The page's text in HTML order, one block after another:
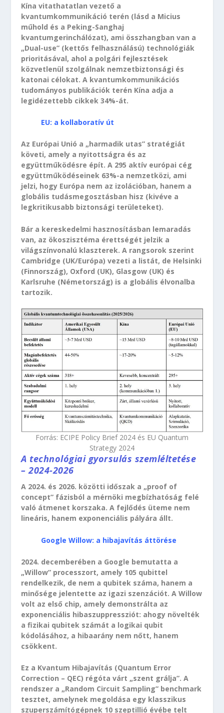
Kína vitathatatlan vezető a
kvantumkommunikáció terén (lásd a Micius
műhold és a Peking-Sanghaj
kvantumgerinchálózat), ami összhangban van a
„Dual-use” (kettős felhasználású) technológiák
prioritásával, ahol a polgári fejlesztések
közvetlenül szolgálnak nemzetbiztonsági és
katonai célokat. A kvantumkommunikációs
tudományos publikációk terén Kína adja a
legidézettebb cikkek 34%-át.
EU: a kollaboratív út
Az Európai Unió a „harmadik utas” stratégiát
követi, amely a nyitottságra és az
együttműködésre épít. A 295 aktív európai cég
együttműködéseinek 63%-a nemzetközi, ami
jelzi, hogy Európa nem az izolációban, hanem a
globális tudásmegosztásban hisz (kivéve a
legkritikusabb biztonsági területeket).
Bár a kereskedelmi hasznosításban lemaradás
van, az ökoszisztéma érettségét jelzik a
világszínvonalú klaszterek. A rangsorok szerint
Cambridge (UK/Európa) vezeti a listát, de Helsinki
(Finnország), Oxford (UK), Glasgow (UK) és
Karlsruhe (Németország) is a globális élvonalba
tartozik.
Forrás: ECIPE Policy Brief 2024 és EU Quantum
Strategy 2024
A technológiai gyorsulás szemléltetése
– 2024-2026
A 2024. és 2026. közötti időszak a „proof of
concept” fázisból a mérnöki megbízhatóság felé
való átmenet korszaka. A fejlődés üteme nem
lineáris, hanem exponenciális pályára állt.
Google Willow: a hibajavítás áttörése
2024. decemberében a Google bemutatta a
„Willow” processzort, amely 105 qubittel
rendelkezik, de nem a qubitek száma, hanem a
minősége jelentette az igazi szenzációt. A Willow
volt az első chip, amely demonstrálta az
exponenciális hibaszuppressziót: ahogy növelték
a fizikai qubitek számát a logikai qubit
kódolásához, a hibaarány nem nőtt, hanem
csökkent.
Ez a Kvantum Hibajavítás (Quantum Error
Correction – QEC) régóta várt „szent grálja”. A
rendszer a „Random Circuit Sampling” benchmark
tesztet, amelynek megoldása egy klasszikus
szuperszámítógépnek 10 szeptillió évébe telt